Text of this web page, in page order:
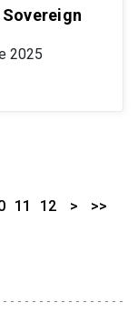
2025
11 12 > >>